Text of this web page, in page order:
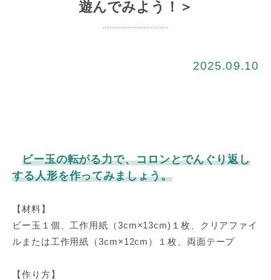
遊んでみよう！＞
2025.09.10
ビー玉の転がる力で、コロンとでんぐり返し
する人形を作ってみましょう。
【材料】
ビー玉１個、工作用紙（3cm×13cm)１枚、クリアファイ
ルまたは工作用紙（3cm×12cm）１枚、両面テープ
【作り方】